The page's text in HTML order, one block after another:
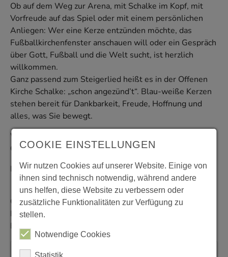
Ob auf dem Weg zur Arena, mit Schalke im Kopf, mit
Vorfreude auf das Spiel oder mit ‎einem persönlichen
Anliegen: Wer eine Kerze entzünden möchte, das
Fußballkirchenfenster ‎anschauen will oder ein Gespräch
über Gott, Fußball und die Welt sucht, ist herzlich
‎willkommen.‎
Ganz passend zum Steigerlied heißt es in der Offenen
Kirche Schalke: „schon angezünd’t“. ‎Blau-weiße Kerzen
stehen bereit für Dankbarkeit, Freude, Hoffnung und
alles, was Sie ‎bewegt.‎
Wir sehen uns: Vorm Spiel is inne Kirche!
Glück auf!‎
Ihr Team der Offenen Kirche Schalke
Offene Kirche Schalke
Kirche St. Joseph in Schalke
Ecke Kurt-Schumacher-/ Grillostraße‎
COOKIE EINSTELLUNGEN
Wir nutzen Cookies auf unserer Website. Einige von
ihnen sind technisch notwendig, während andere
uns helfen, diese Website zu verbessern oder
zusätzliche Funktionalitäten zur Verfügung zu
stellen.
Notwendige Cookies
Statistik